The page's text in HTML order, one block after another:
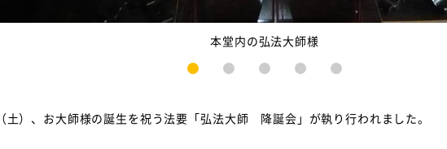
本堂内の弘法大師様
2 3 4 5
土）、お大師様の誕生を祝う法要「弘法大師 降誕会」が執り行われました。